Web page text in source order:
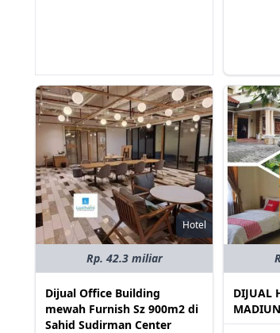
Hotel
Rp. 42.3 miliar
Dijual Office Building
mewah Furnish Sz 900m2 di
Sahid Sudirman Center
DIJUAL